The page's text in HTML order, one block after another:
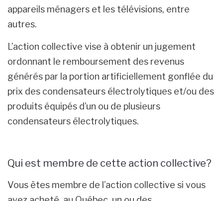
appareils ménagers et les télévisions, entre
autres.
L’action collective vise à obtenir un jugement
ordonnant le remboursement des revenus
générés par la portion artificiellement gonflée du
prix des condensateurs électrolytiques et/ou des
produits équipés d’un ou de plusieurs
condensateurs électrolytiques.
Qui est membre de cette action collective?
Vous êtes membre de l’action collective si vous